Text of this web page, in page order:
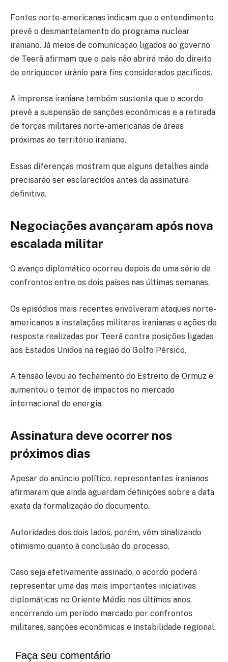
Fontes norte-americanas indicam que o entendimento
prevê o desmantelamento do programa nuclear
iraniano. Já meios de comunicação ligados ao governo
de Teerã afirmam que o país não abrirá mão do direito
de enriquecer urânio para fins considerados pacíficos.
A imprensa iraniana também sustenta que o acordo
prevê a suspensão de sanções econômicas e a retirada
de forças militares norte-americanas de áreas
próximas ao território iraniano.
Essas diferenças mostram que alguns detalhes ainda
precisarão ser esclarecidos antes da assinatura
definitiva.
Negociações avançaram após nova
escalada militar
O avanço diplomático ocorreu depois de uma série de
confrontos entre os dois países nas últimas semanas.
Os episódios mais recentes envolveram ataques norte-
americanos a instalações militares iranianas e ações de
resposta realizadas por Teerã contra posições ligadas
aos Estados Unidos na região do Golfo Pérsico.
A tensão levou ao fechamento do Estreito de Ormuz e
aumentou o temor de impactos no mercado
internacional de energia.
Assinatura deve ocorrer nos
próximos dias
Apesar do anúncio político, representantes iranianos
afirmaram que ainda aguardam definições sobre a data
exata da formalização do documento.
Autoridades dos dois lados, porém, vêm sinalizando
otimismo quanto à conclusão do processo.
Caso seja efetivamente assinado, o acordo poderá
representar uma das mais importantes iniciativas
diplomáticas no Oriente Médio nos últimos anos,
encerrando um período marcado por confrontos
militares, sanções econômicas e instabilidade regional.
Faça seu comentário